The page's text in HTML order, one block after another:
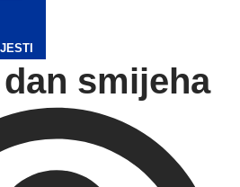
smijeha